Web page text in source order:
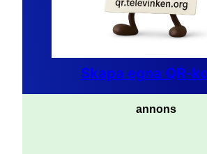
Skapa egna QR-
annons